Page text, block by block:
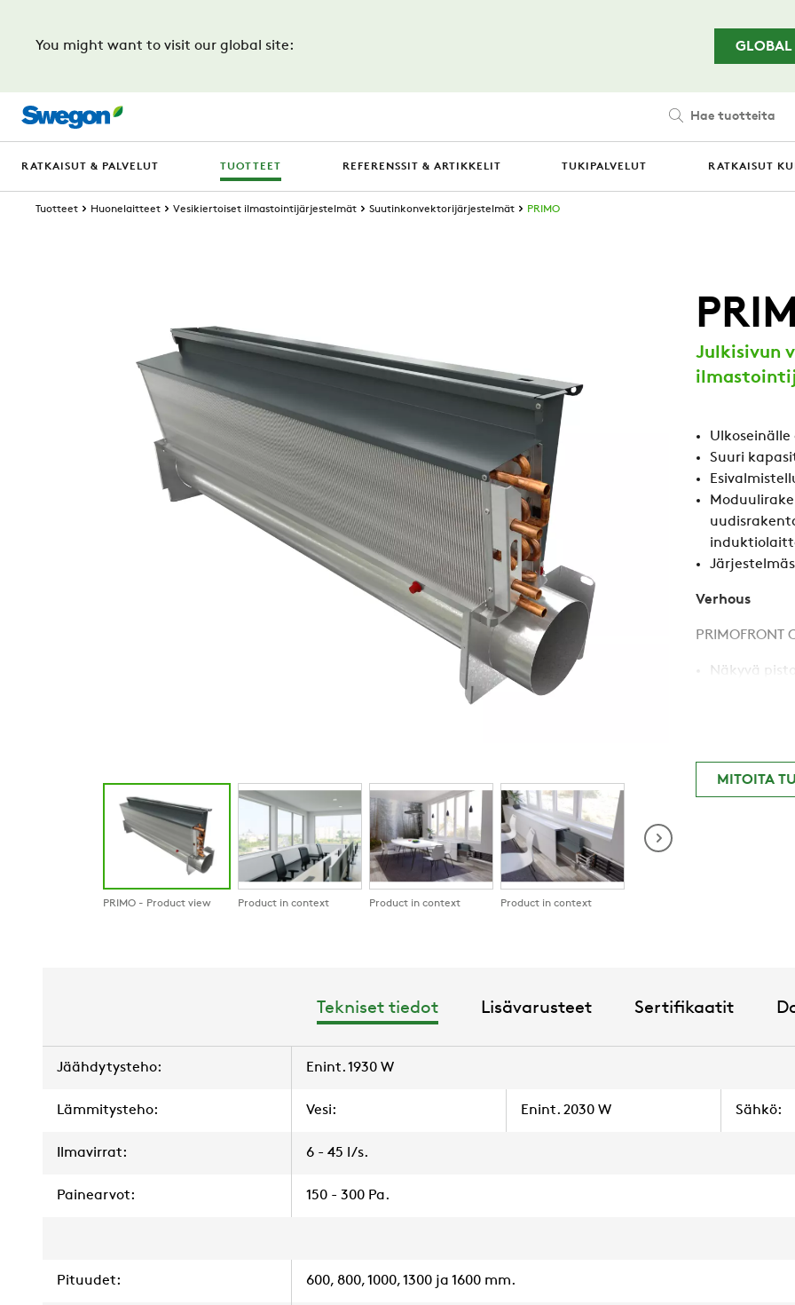
You might want to visit our global site:
GLOBAL
Hae tuotteita
RATKAISUT & PALVELUT TUOTTEET REFERENSSIT & ARTIKKELIT TUKIPALVELUT RATKAISUT
Tuotteet Huonelaitteet Vesikiertoiset ilmastointijärjestelmät Suutinkonvektorijärjestelmät PRIMO
PRIMO - Product view Product in context Product in context Product in context
Julkisivun
Suuri
Verhous
PRIMOFRONT
Näkyvä
MITOITA
Tekniset tiedot Lisävarusteet Sertifikaatit
Jäähdytysteho: Enint. 1930 W
Lämmitysteho: Vesi: Enint. 2030 W Sähkö:
Ilmavirrat: 6 - 45 l/s.
Painearvot: 150 - 300 Pa.
Pituudet: 600, 800, 1000, 1300 ja 1600 mm.